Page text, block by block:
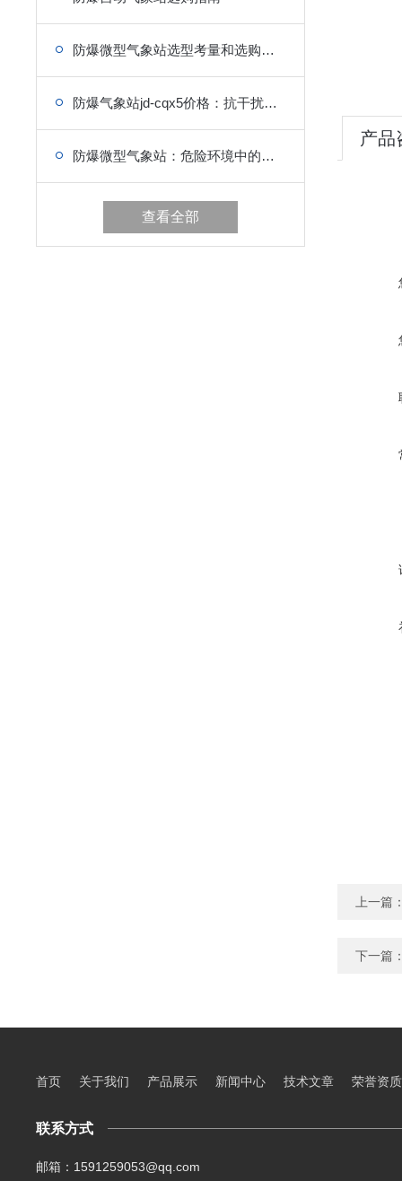
防爆微型气象站选型考量和选购指南
防爆气象站jd-cqx5价格：抗干扰，抗腐蚀，长期稳定
防爆微型气象站：危险环境中的气象“守护者”
查看全部
产品
上一篇
下一篇
首页 关于我们 产品展示 新闻中心 技术文章 荣誉资质
联系方式
邮箱：1591259053@qq.com